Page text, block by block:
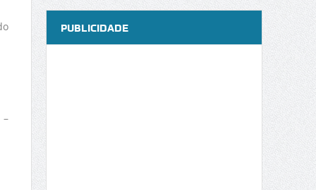
–
PUBLICIDADE